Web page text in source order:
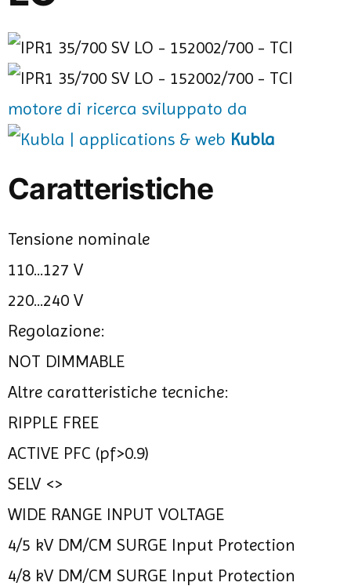
motore di ricerca sviluppato da
Kubla
Caratteristiche
Tensione nominale
110...127 V
220...240 V
Regolazione:
NOT DIMMABLE
Altre caratteristiche tecniche:
RIPPLE FREE
ACTIVE PFC (pf>0.9)
SELV <>
WIDE RANGE INPUT VOLTAGE
4/5 kV DM/CM SURGE Input Protection
4/8 kV DM/CM SURGE Input Protection